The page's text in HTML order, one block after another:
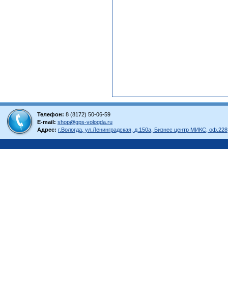
Телефон: 8 (8172) 50-06-59
E-mail: shop@gps-vologda.ru
Адрес: г.Вологда, ул.Ленинградская, д.150а, Бизнес центр МИКС, оф.228